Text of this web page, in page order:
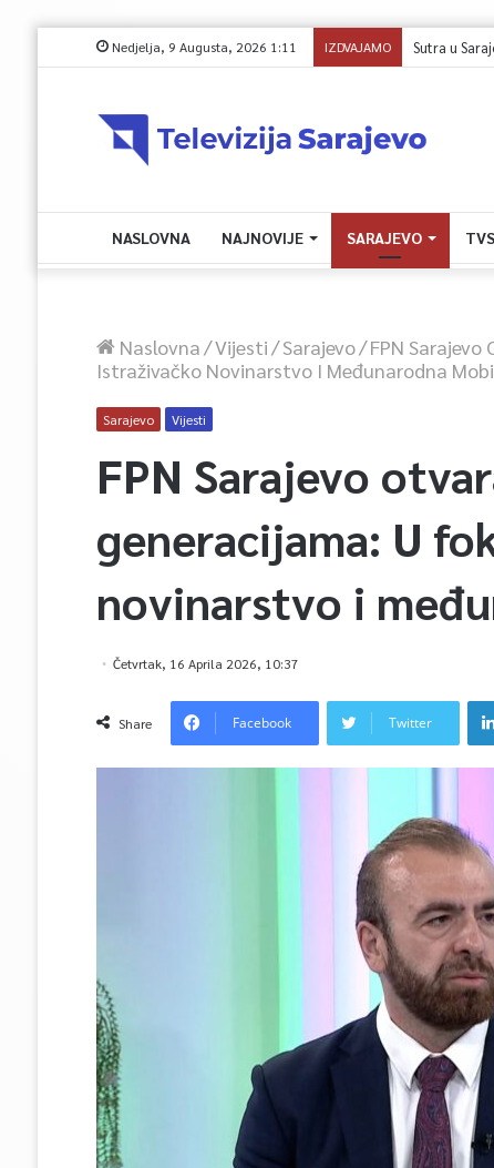
Nedjelja, 9 Augusta, 2026 1:11 IZDVAJAMO
NASLOVNA NAJNOVIJE SARAJEVO
Naslovna/Vijesti/Sarajevo/FPN
Istraživačko Novinarstvo I Međunarodna
Sarajevo Vijesti
FPN Sarajevo
generacijama: U
novinarstvo i
Četvrtak, 16 Aprila 2026, 10:37
Share Facebook Twitter